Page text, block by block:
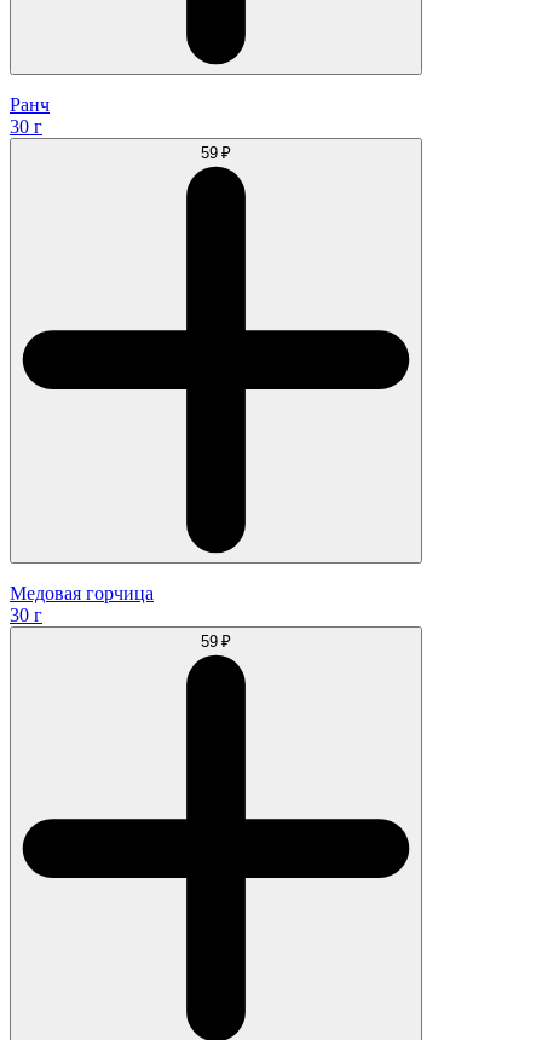
Ранч
30 г
59 ₽
Медовая горчица
30 г
59 ₽